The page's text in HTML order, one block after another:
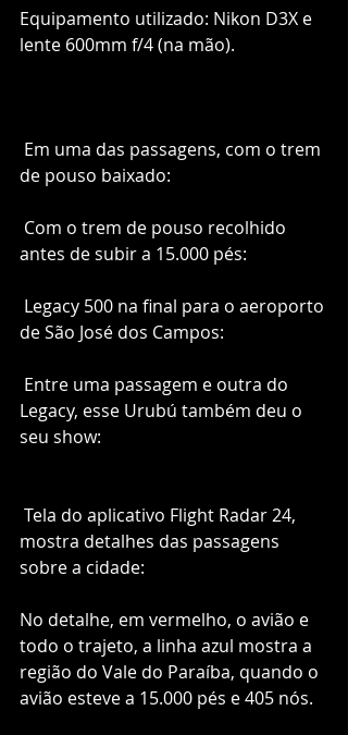
Equipamento utilizado: Nikon D3X e
lente 600mm f/4 (na mão).
de pouso baixado:
antes de subir a 15.000 pés:
de São José dos Campos:
Legacy, esse Urubú também deu o
seu show:
mostra detalhes das passagens
sobre a cidade:
No detalhe, em vermelho, o avião e
todo o trajeto, a linha azul mostra a
região do Vale do Paraíba, quando o
avião esteve a 15.000 pés e 405 nós.